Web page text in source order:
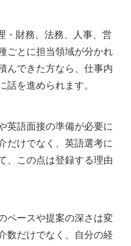
・財務、法務、人事、営
ごとに担当領域が分かれ
んできた方なら、仕事内
話を進められます。
英語面接の準備が必要に
だけでなく、英語選考に
、この点は登録する理由
ペースや提案の深さは変
数だけでなく、自分の経